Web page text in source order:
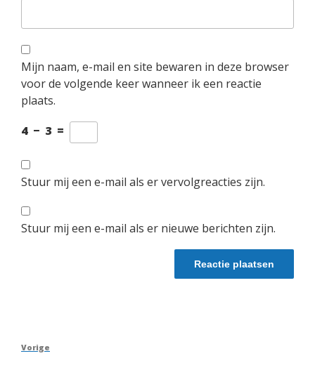
Mijn naam, e-mail en site bewaren in deze browser
voor de volgende keer wanneer ik een reactie
plaats.
4 − 3 =
Stuur mij een e-mail als er vervolgreacties zijn.
Stuur mij een e-mail als er nieuwe berichten zijn.
Berichtnavigatie
Vorig
Vorige